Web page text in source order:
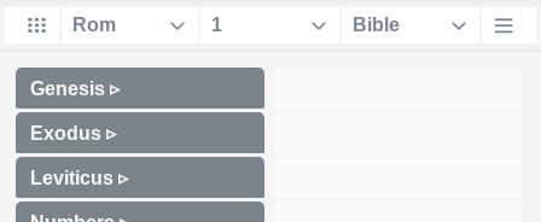
Genesis ▹
Exodus ▹
Leviticus ▹